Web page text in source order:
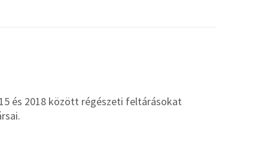
és 2018 között régészeti feltárásokat